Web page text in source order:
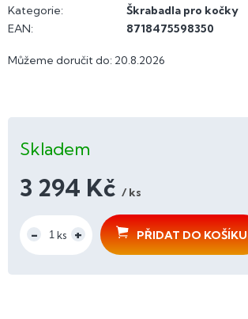
Můžeme doručit do: 20.8.2026
Skladem
3 294 Kč / ks
cena:
PŘIDAT DO KOŠÍKU
Kategorie:
Škrabadla pro kočky
EAN: 8718475598350